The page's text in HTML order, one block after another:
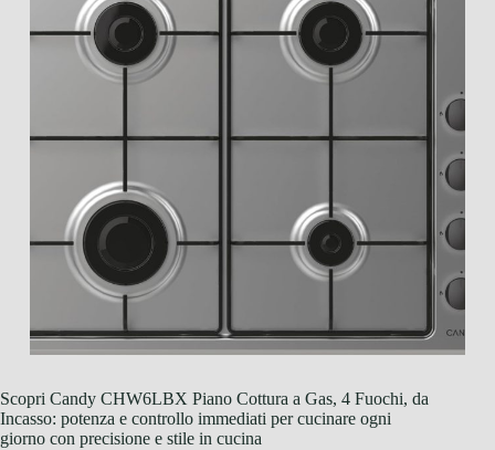
Scopri Candy CHW6LBX Piano Cottura a Gas, 4 Fuochi, da
Incasso: potenza e controllo immediati per cucinare ogni
giorno con precisione e stile in cucina